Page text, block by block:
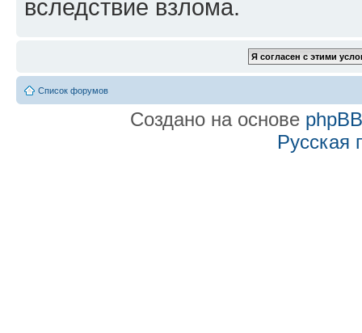
вследствие взлома.
Список форумов
Создано на основе phpBB
Русская